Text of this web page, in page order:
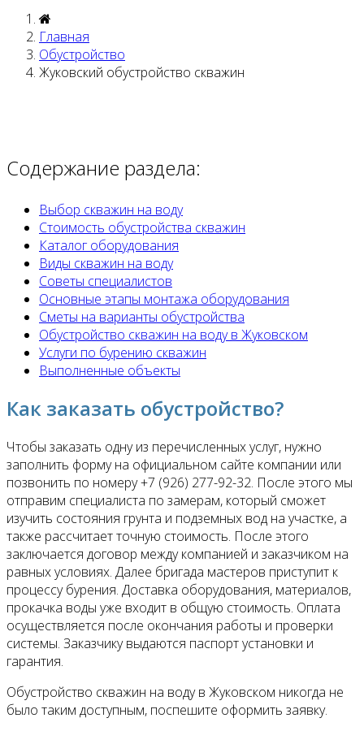
Главная
Обустройство
Жуковский обустройство скважин
Содержание раздела:
Выбор скважин на воду
Стоимость обустройства скважин
Каталог оборудования
Виды скважин на воду
Советы специалистов
Основные этапы монтажа оборудования
Сметы на варианты обустройства
Обустройство скважин на воду в Жуковском
Услуги по бурению скважин
Выполненные объекты
Как заказать обустройство?
Чтобы заказать одну из перечисленных услуг, нужно
заполнить форму на официальном сайте компании или
позвонить по номеру +7 (926) 277-92-32. После этого мы
отправим специалиста по замерам, который сможет
изучить состояния грунта и подземных вод на участке, а
также рассчитает точную стоимость. После этого
заключается договор между компанией и заказчиком на
равных условиях. Далее бригада мастеров приступит к
процессу бурения. Доставка оборудования, материалов,
прокачка воды уже входит в общую стоимость. Оплата
осуществляется после окончания работы и проверки
системы. Заказчику выдаются паспорт установки и
гарантия.
Обустройство скважин на воду в Жуковском никогда не
было таким доступным, поспешите оформить заявку.